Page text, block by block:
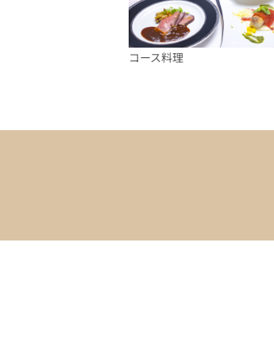
コース料理